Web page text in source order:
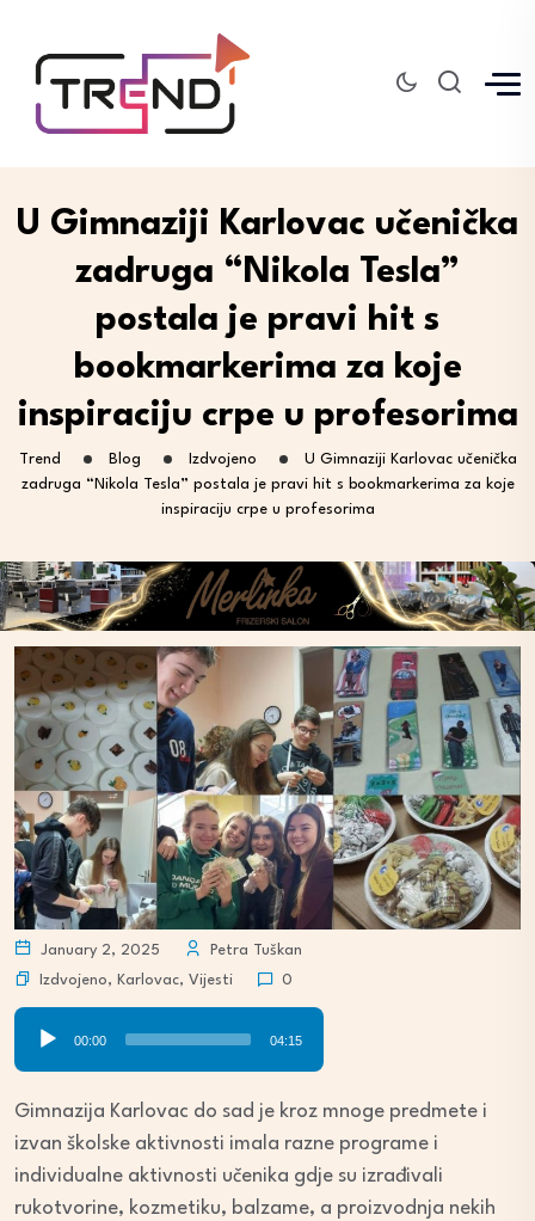
U Gimnaziji Karlovac učenička
zadruga “Nikola Tesla”
postala je pravi hit s
bookmarkerima za koje
inspiraciju crpe u profesorima
Trend Blog Izdvojeno
U Gimnaziji Karlovac učenička
zadruga “Nikola Tesla” postala je pravi hit s bookmarkerima za koje
inspiraciju crpe u profesorima
January 2, 2025
Petra Tuškan
Izdvojeno, Karlovac, Vijesti 0
Audio
Player
00:00 04:15
Gimnazija Karlovac do sad je kroz mnoge predmete i
izvan školske aktivnosti imala razne programe i
individualne aktivnosti učenika gdje su izrađivali
rukotvorine, kozmetiku, balzame, a proizvodnja nekih